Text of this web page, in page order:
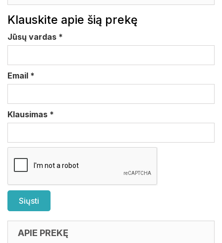
Klauskite apie šią prekę
Jūsų vardas *
Email *
Klausimas *
APIE PREKĘ